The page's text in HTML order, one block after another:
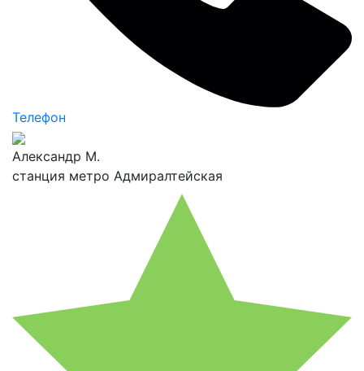
Телефон
Александр М.
станция метро Адмиралтейская